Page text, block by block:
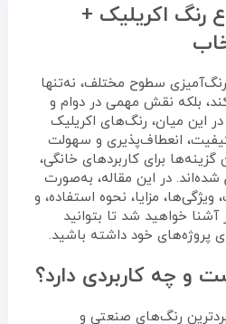
رنگ اکریلیک +
سطوح مختلف، نه‌تنها
بلکه نقش مهمی در دوام و
این میان، رنگ‌های اکریلیک
انعطاف‌پذیری و سهولت
برای کاربردهای خانگی،
در این مقاله، به‌صورت
ویژگی‌ها، مزایا، نحوه استفاده، و
خواهید شد تا بتوانید
پروژه‌های خود داشته باشید.
و چه کاربردی دارد؟
رنگ‌های صنعتی و